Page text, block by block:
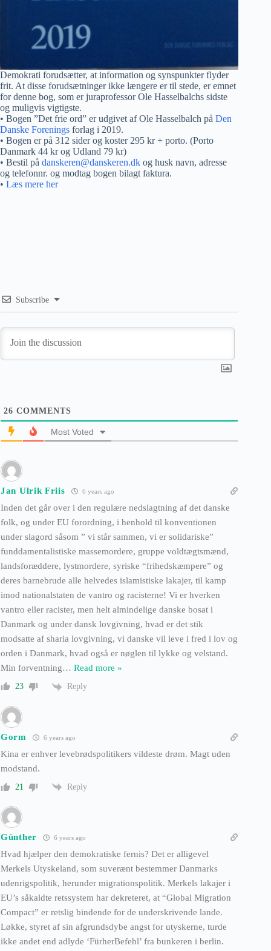
Demokrati forudsætter, at information og synspunkter flyder
frit. At disse forudsætninger ikke længere er til stede, er emnet
for denne bog, som er juraprofessor Ole Hasselbalchs sidste
og muligvis vigtigste.
• Bogen ”Det frie ord” er udgivet af Ole Hasselbalch på Den
Danske Forenings forlag i 2019.
• Bogen er på 312 sider og koster 295 kr + porto. (Porto
Danmark 44 kr og Udland 79 kr)
• Bestil på danskeren@danskeren.dk og husk navn, adresse
og telefonnr. og modtag bogen bilagt faktura.
• Læs mere her
Subscribe
26 COMMENTS
Most Voted
Jan Ulrik Friis 6 years ago
Inden det går over i den regulære nedslagtning af det danske
folk, og under EU forordning, i henhold til konventionen
under slagord såsom ” vi står sammen, vi er solidariske”
funddamentalistiske massemordere, gruppe voldtægtsmænd,
landsforæddere, lystmordere, syriske “frihedskæmpere” og
deres barnebrude alle helvedes islamistiske lakajer, til kamp
imod nationalstaten de vantro og racisterne! Vi er hverken
vantro eller racister, men helt almindelige danske bosat i
Danmark og under dansk lovgivning, hvad er det stik
modsatte af sharia lovgivning, vi danske vil leve i fred i lov og
orden i Danmark, hvad også er nøglen til lykke og velstand.
Min forventning… Read more »
23 Reply
Gorm 6 years ago
Kina er enhver levebrødspolitikers vildeste drøm. Magt uden
modstand.
21 Reply
Günther 6 years ago
Hvad hjælper den demokratiske fernis? Det er alligevel
Merkels Utyskeland, som suverænt bestemmer Danmarks
udenrigspolitik, herunder migrationspolitik. Merkels lakajer i
EU’s såkaldte retssystem har dekreteret, at “Global Migration
Compact” er retslig bindende for de underskrivende lande.
Løkke, styret af sin afgrundsdybe angst for utyskerne, turde
ikke andet end adlyde ‘FürherBefehl’ fra bunkeren i berlin.